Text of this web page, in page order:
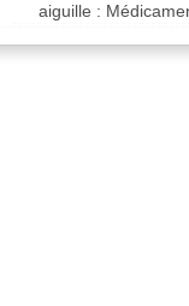
aiguille :